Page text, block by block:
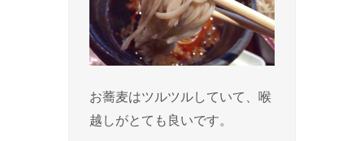
お蕎麦はツルツルしていて、喉
越しがとても良いです。